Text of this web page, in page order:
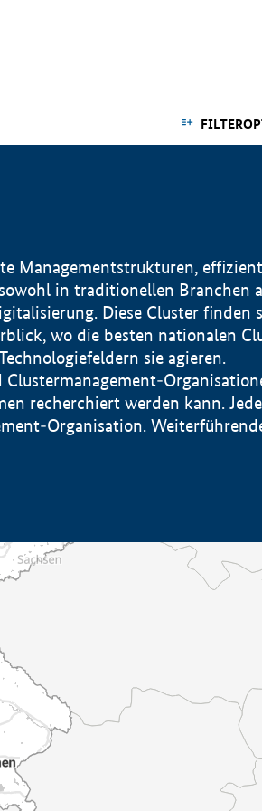
Managementstrukturen,
in traditionellen Branchen
Diese Cluster finden
wo die besten nationalen
sie agieren.
recherchiert werden kann. Jede
Organisation.